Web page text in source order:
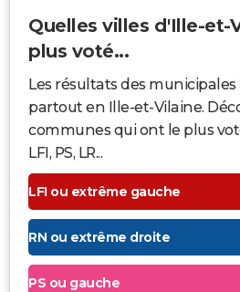
Quelles villes d'Ille-et-
plus voté...
Les résultats des
partout en Ille-et-Vilaine.
communes qui ont le plus
LFI, PS, LR...
LFI ou extrême gauche
RN ou extrême droite
PS ou gauche